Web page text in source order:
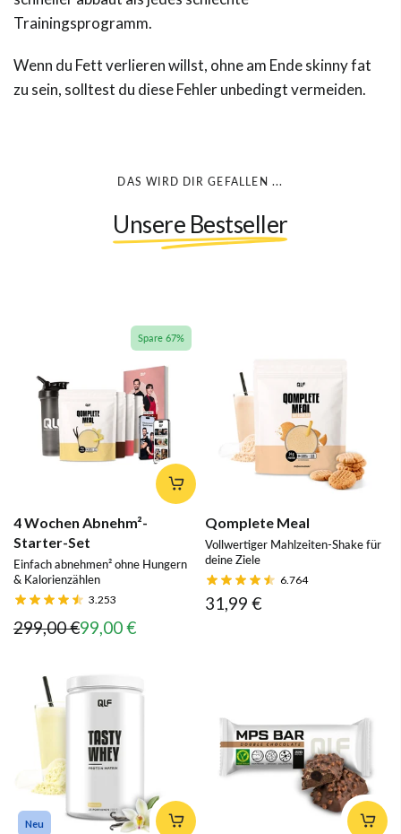
Trainingsprogramm.
Wenn du Fett verlieren willst, ohne am Ende skinny fat
zu sein, solltest du diese Fehler unbedingt vermeiden.
DAS WIRD DIR GEFALLEN ...
Unsere Bestseller
Spare 67%
4 Wochen Abnehm²-
Starter-Set
Einfach abnehmen² ohne Hungern
& Kalorienzählen
3.253
299,00 €99,00 €
Qomplete Meal
Vollwertiger Mahlzeiten-Shake für
deine Ziele
6.764
31,99 €
Neu